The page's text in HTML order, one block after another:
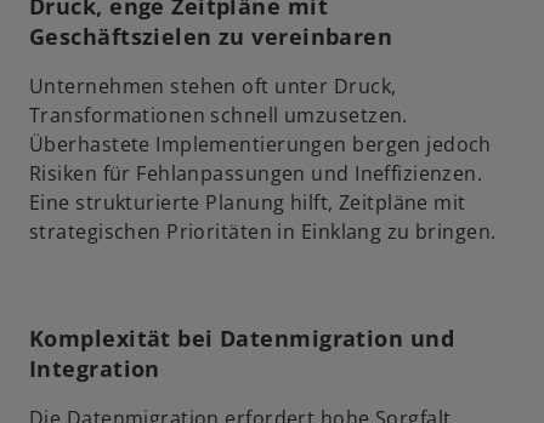
Druck, enge Zeitpläne mit
Geschäftszielen zu vereinbaren
Unternehmen stehen oft unter Druck,
Transformationen schnell umzusetzen.
Überhastete Implementierungen bergen jedoch
Risiken für Fehlanpassungen und Ineffizienzen.
Eine strukturierte Planung hilft, Zeitpläne mit
strategischen Prioritäten in Einklang zu bringen.
Komplexität bei Datenmigration und
Integration